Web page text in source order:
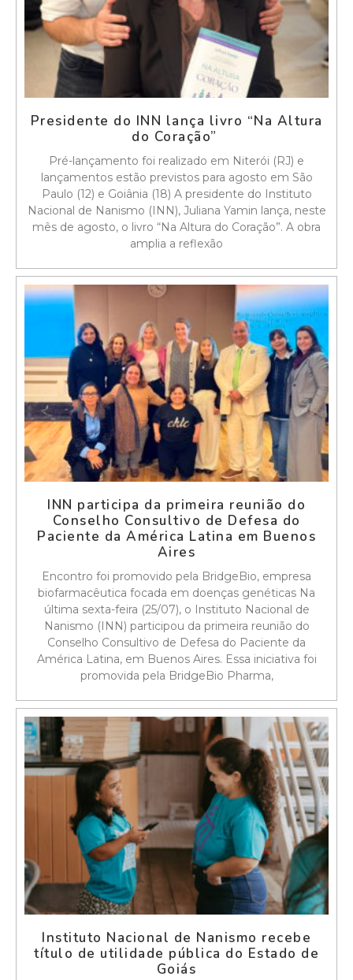
Presidente do INN lança livro “Na Altura
do Coração”
Pré-lançamento foi realizado em Niterói (RJ) e
lançamentos estão previstos para agosto em São
Paulo (12) e Goiânia (18) A presidente do Instituto
Nacional de Nanismo (INN), Juliana Yamin lança, neste
mês de agosto, o livro “Na Altura do Coração”. A obra
amplia a reflexão
INN participa da primeira reunião do
Conselho Consultivo de Defesa do
Paciente da América Latina em Buenos
Aires
Encontro foi promovido pela BridgeBio, empresa
biofarmacêutica focada em doenças genéticas Na
última sexta-feira (25/07), o Instituto Nacional de
Nanismo (INN) participou da primeira reunião do
Conselho Consultivo de Defesa do Paciente da
América Latina, em Buenos Aires. Essa iniciativa foi
promovida pela BridgeBio Pharma,
Instituto Nacional de Nanismo recebe
título de utilidade pública do Estado de
Goiás